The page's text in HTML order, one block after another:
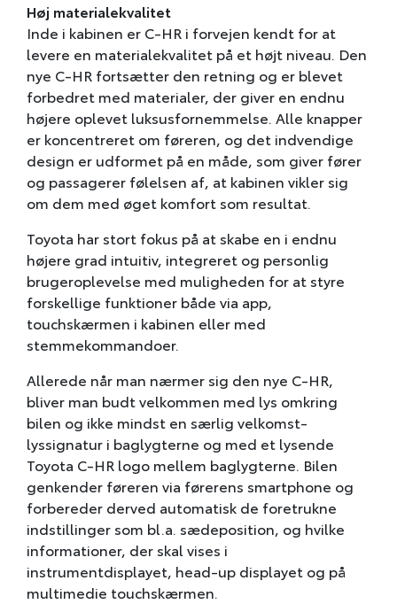
Høj materialekvalitet
Inde i kabinen er C-HR i forvejen kendt for at
levere en materialekvalitet på et højt niveau. Den
nye C-HR fortsætter den retning og er blevet
forbedret med materialer, der giver en endnu
højere oplevet luksusfornemmelse. Alle knapper
er koncentreret om føreren, og det indvendige
design er udformet på en måde, som giver fører
og passagerer følelsen af, at kabinen vikler sig
om dem med øget komfort som resultat.
Toyota har stort fokus på at skabe en i endnu
højere grad intuitiv, integreret og personlig
brugeroplevelse med muligheden for at styre
forskellige funktioner både via app,
touchskærmen i kabinen eller med
stemmekommandoer.
Allerede når man nærmer sig den nye C-HR,
bliver man budt velkommen med lys omkring
bilen og ikke mindst en særlig velkomst-
lyssignatur i baglygterne og med et lysende
Toyota C-HR logo mellem baglygterne. Bilen
genkender føreren via førerens smartphone og
forbereder derved automatisk de foretrukne
indstillinger som bl.a. sædeposition, og hvilke
informationer, der skal vises i
instrumentdisplayet, head-up displayet og på
multimedie touchskærmen.